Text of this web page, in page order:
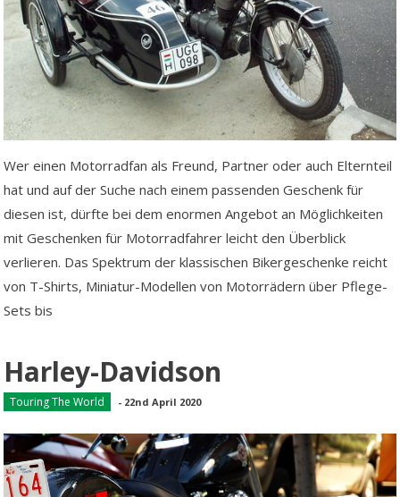
Wer einen Motorradfan als Freund, Partner oder auch Elternteil
hat und auf der Suche nach einem passenden Geschenk für
diesen ist, dürfte bei dem enormen Angebot an Möglichkeiten
mit Geschenken für Motorradfahrer leicht den Überblick
verlieren. Das Spektrum der klassischen Bikergeschenke reicht
von T-Shirts, Miniatur-Modellen von Motorrädern über Pflege-
Sets bis
Harley-Davidson
Touring The World - 22nd April 2020